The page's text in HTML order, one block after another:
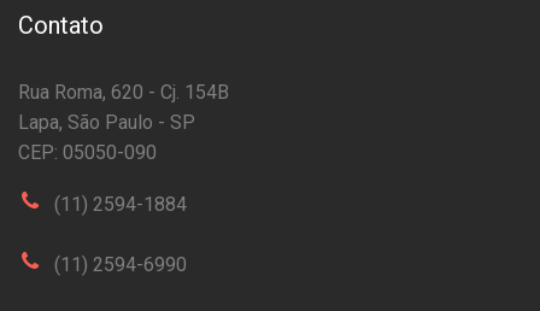
Contato
Rua Roma, 620 - Cj. 154B
Lapa, São Paulo - SP
CEP: 05050-090
(11) 2594-1884
(11) 2594-6990